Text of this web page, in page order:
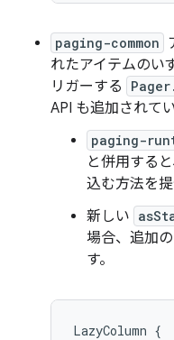
paging-common
れたアイテムのい
リガーする
API も追加されてい
paging-
と併用する
込む方法を提
新しい
場合、追加
す。
LazyColumn {